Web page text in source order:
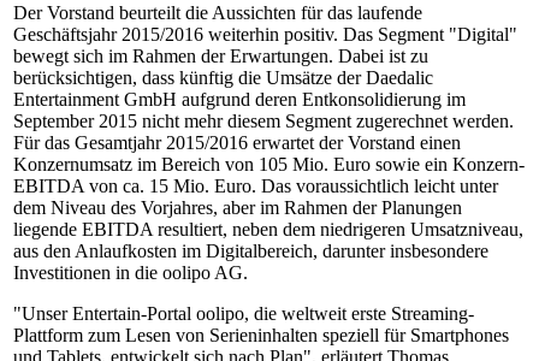
Der Vorstand beurteilt die Aussichten für das laufende
Geschäftsjahr 2015/2016 weiterhin positiv. Das Segment "Digital"
bewegt sich im Rahmen der Erwartungen. Dabei ist zu
berücksichtigen, dass künftig die Umsätze der Daedalic
Entertainment GmbH aufgrund deren Entkonsolidierung im
September 2015 nicht mehr diesem Segment zugerechnet werden.
Für das Gesamtjahr 2015/2016 erwartet der Vorstand einen
Konzernumsatz im Bereich von 105 Mio. Euro sowie ein Konzern-
EBITDA von ca. 15 Mio. Euro. Das voraussichtlich leicht unter
dem Niveau des Vorjahres, aber im Rahmen der Planungen
liegende EBITDA resultiert, neben dem niedrigeren Umsatzniveau,
aus den Anlaufkosten im Digitalbereich, darunter insbesondere
Investitionen in die oolipo AG.
"Unser Entertain-Portal oolipo, die weltweit erste Streaming-
Plattform zum Lesen von Serieninhalten speziell für Smartphones
und Tablets, entwickelt sich nach Plan", erläutert Thomas